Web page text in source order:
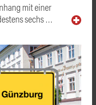
mit einer
sechs …